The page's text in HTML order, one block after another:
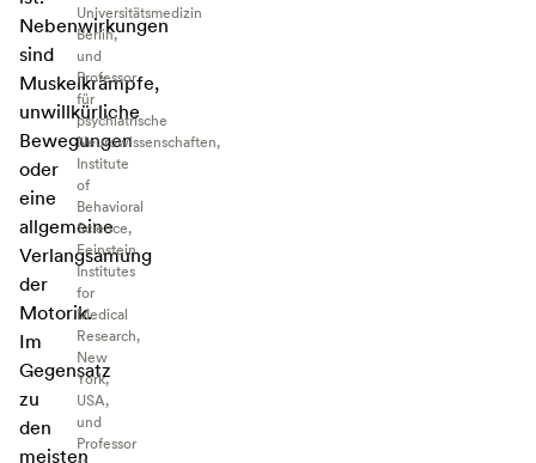
Nebenwirkungen
sind
Muskelkrämpfe,
unwillkürliche
Bewegungen
oder
eine
allgemeine
Verlangsamung
der
Motorik.
Im
Gegensatz
zu
den
meisten
Universitätsmedizin
Berlin,
und
Professor
für
psychiatrische
Neurowissenschaften,
Institute
of
Behavioral
Science,
Feinstein
Institutes
for
Medical
Research,
New
York,
USA,
und
Professor